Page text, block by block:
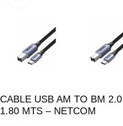
CABLE USB AM TO BM
1.80 MTS – NETCOM